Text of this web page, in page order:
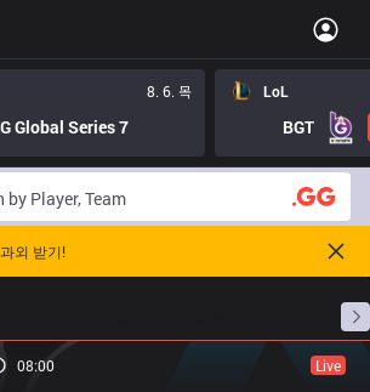
8. 6. 목
Global Series 7
LoL
BGT
외 받기!
프로빌
08:00 Live